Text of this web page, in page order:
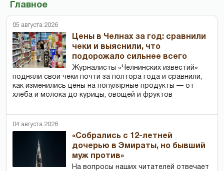
Главное
05 августа 2026
Цены в Челнах за год: сравнили
чеки и выяснили, что
подорожало сильнее всего
Журналисты «Челнинских известий»
подняли свои чеки почти за полтора года и сравнили,
как изменились цены на популярные продукты — от
хлеба и молока до курицы, овощей и фруктов
04 августа 2026
«Собрались с 12-летней
дочерью в Эмираты, но бывший
муж против»
На вопросы наших читателей отвечает